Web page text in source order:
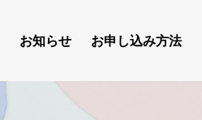
お知らせ お申し込み方法